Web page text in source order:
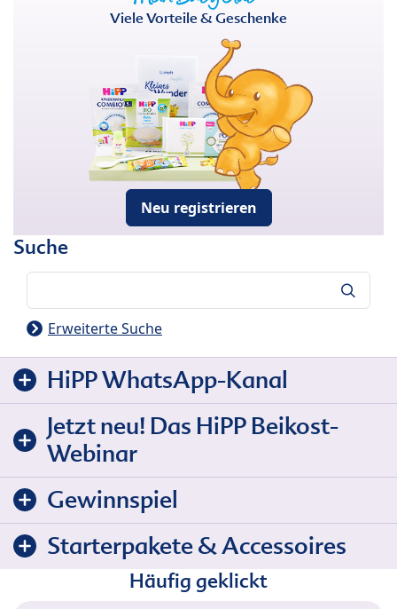
Viele Vorteile & Geschenke
Neu registrieren
Suche
Erweiterte Suche
HiPP WhatsApp-Kanal
Jetzt neu! Das HiPP Beikost-
Webinar
Gewinnspiel
Starterpakete & Accessoires
Häufig geklickt